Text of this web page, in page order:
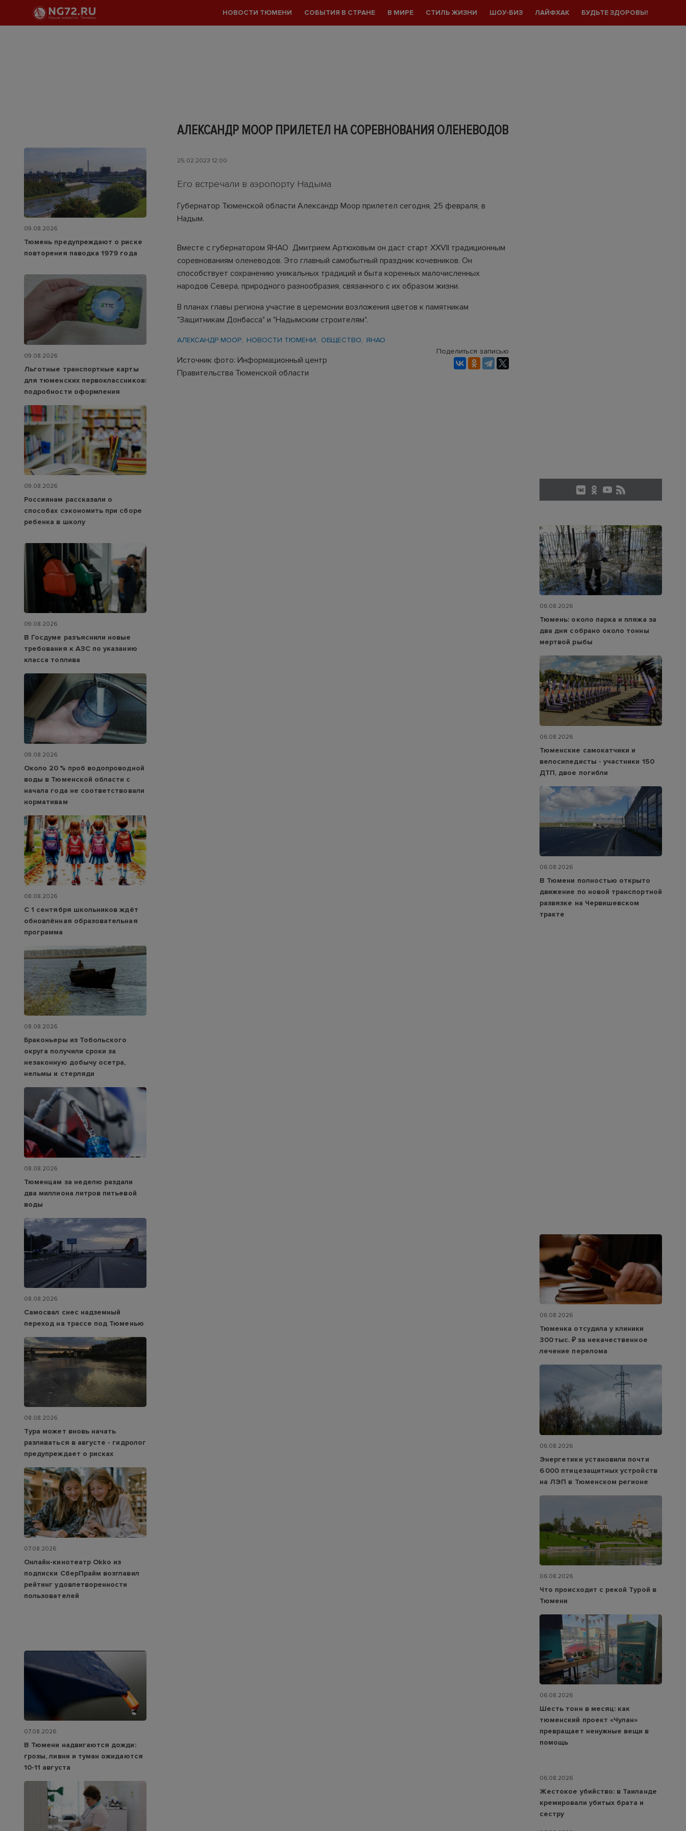
НОВОСТИ ТЮМЕНИ СОБЫТИЯ В СТРАНЕ В МИРЕ СТИЛЬ ЖИЗНИ ШОУ-БИЗ ЛАЙФХАК БУДЬТЕ ЗДОРОВЫ!
АЛЕКСАНДР МООР ПРИЛЕТЕЛ НА СОРЕВНОВАНИЯ ОЛЕНЕВОДОВ
25.02.2023 12:00
Его встречали в аэропорту Надыма
Губернатор Тюменской области Александр Моор прилетел сегодня, 25 февраля, в
Надым.
Вместе с губернатором ЯНАО Дмитрием Артюховым он даст старт XXVII традиционным
соревнованиям оленеводов. Это главный самобытный праздник кочевников. Он
способствует сохранению уникальных традиций и быта коренных малочисленных
народов Севера, природного разнообразия, связанного с их образом жизни.
В планах главы региона участие в церемонии возложения цветов к памятникам
"Защитникам Донбасса" и "Надымским строителям".
АЛЕКСАНДР МООР НОВОСТИ ТЮМЕНИ ОБЩЕСТВО ЯНАО
Источник фото: Информационный центр
Правительства Тюменской области
Поделиться записью
09.08.2026
Тюмень предупреждают о риске
повторения паводка 1979 года
09.08.2026
Льготные транспортные карты
для тюменских первоклассников:
подробности оформления
09.08.2026
Россиянам рассказали о
способах сэкономить при сборе
ребенка в школу
09.08.2026
В Госдуме разъяснили новые
требования к АЗС по указанию
класса топлива
09.08.2026
Около 20 % проб водопроводной
воды в Тюменской области с
начала года не соответствовали
нормативам
08.08.2026
С 1 сентября школьников ждёт
обновлённая образовательная
программа
08.08.2026
Браконьеры из Тобольского
округа получили сроки за
незаконную добычу осетра,
нельмы и стерляди
08.08.2026
Тюменцам за неделю раздали
два миллиона литров питьевой
воды
08.08.2026
Самосвал снес надземный
переход на трассе под Тюменью
08.08.2026
Тура может вновь начать
разливаться в августе - гидролог
предупреждает о рисках
07.08.2026
Онлайн-кинотеатр Okko из
подписки СберПрайм возглавил
рейтинг удовлетворенности
пользователей
07.08.2026
В Тюмени надвигаются дожди:
грозы, ливни и туман ожидаются
10-11 августа
06.08.2026
Тюмень: около парка и пляжа за
два дня собрано около тонны
мертвой рыбы
06.08.2026
Тюменские самокатчики и
велосипедисты - участники 150
ДТП, двое погибли
06.08.2026
В Тюмени полностью открыто
движение по новой транспортной
развязке на Червишевском
тракте
06.08.2026
Тюменка отсудила у клиники
300 тыс. ₽ за некачественное
лечение перелома
06.08.2026
Энергетики установили почти
6 000 птицезащитных устройств
на ЛЭП в Тюменском регионе
06.08.2026
Что происходит с рекой Турой в
Тюмени
06.08.2026
Шесть тонн в месяц: как
тюменский проект «Чулан»
превращает ненужные вещи в
помощь
06.08.2026
Жестокое убийство: в Таиланде
кремировали убитых брата и
сестру